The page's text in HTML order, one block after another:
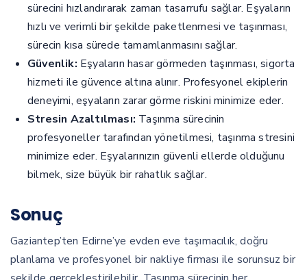
sürecini hızlandırarak zaman tasarrufu sağlar. Eşyaların
hızlı ve verimli bir şekilde paketlenmesi ve taşınması,
sürecin kısa sürede tamamlanmasını sağlar.
Güvenlik: Eşyaların hasar görmeden taşınması, sigorta
hizmeti ile güvence altına alınır. Profesyonel ekiplerin
deneyimi, eşyaların zarar görme riskini minimize eder.
Stresin Azaltılması: Taşınma sürecinin
profesyoneller tarafından yönetilmesi, taşınma stresini
minimize eder. Eşyalarınızın güvenli ellerde olduğunu
bilmek, size büyük bir rahatlık sağlar.
Sonuç
Gaziantep’ten Edirne’ye evden eve taşımacılık, doğru
planlama ve profesyonel bir nakliye firması ile sorunsuz bir